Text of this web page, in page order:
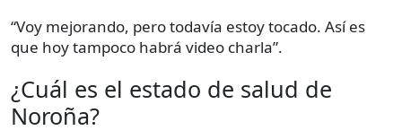
“Voy mejorando, pero todavía estoy tocado. Así es
que hoy tampoco habrá video charla”.
¿Cuál es el estado de salud de
Noroña?